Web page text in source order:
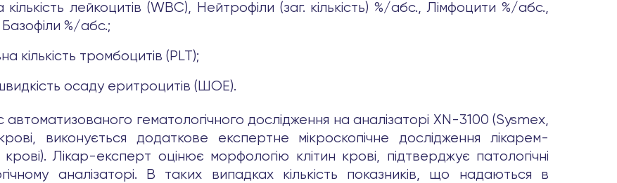
лейкоцитів (WBC), Нейтрофіли (заг. кількість) %/абс., Лімфоцити %/абс.,
%/абс.;
тромбоцитів (PLT);
осаду еритроцитів (ШОЕ).
автоматизованого гематологічного дослідження на аналізаторі XN-3100 (Sysmex,
виконується додаткове експертне мікроскопічне дослідження лікарем-
Лікар-експерт оцінює морфологію клітин крові, підтверджує патологічні
аналізаторі. В таких випадках кількість показників, що надаються в